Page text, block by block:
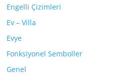
Engelli Çizimleri
Ev – Villa
Evye
Fonksiyonel Semboller
Genel